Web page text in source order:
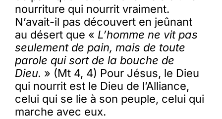
nourriture qui nourrit vraiment.
N’avait-il pas découvert en jeûnant
au désert que « L’homme ne vit pas
seulement de pain, mais de toute
parole qui sort de la bouche de
Dieu. » (Mt 4, 4) Pour Jésus, le Dieu
qui nourrit est le Dieu de l’Alliance,
celui qui se lie à son peuple, celui qui
marche avec eux.